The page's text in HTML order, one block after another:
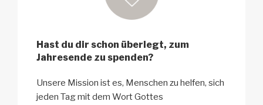
Hast du dir schon überlegt, zum
Jahresende zu spenden?
Unsere Mission ist es, Menschen zu helfen, sich
jeden Tag mit dem Wort Gottes